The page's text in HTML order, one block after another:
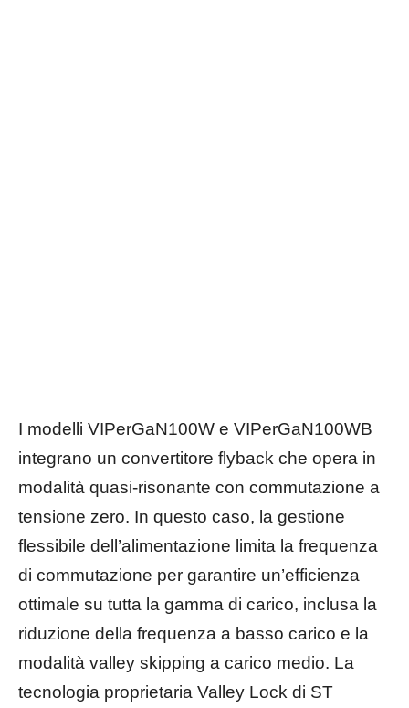
I modelli VIPerGaN100W e VIPerGaN100WB
integrano un convertitore flyback che opera in
modalità quasi-risonante con commutazione a
tensione zero. In questo caso, la gestione
flessibile dell’alimentazione limita la frequenza
di commutazione per garantire un’efficienza
ottimale su tutta la gamma di carico, inclusa la
riduzione della frequenza a basso carico e la
modalità valley skipping a carico medio. La
tecnologia proprietaria Valley Lock di ST